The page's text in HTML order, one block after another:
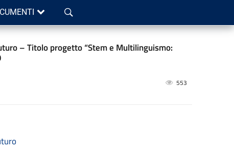
Cerca
– Titolo progetto “Stem e Multilinguismo:
553